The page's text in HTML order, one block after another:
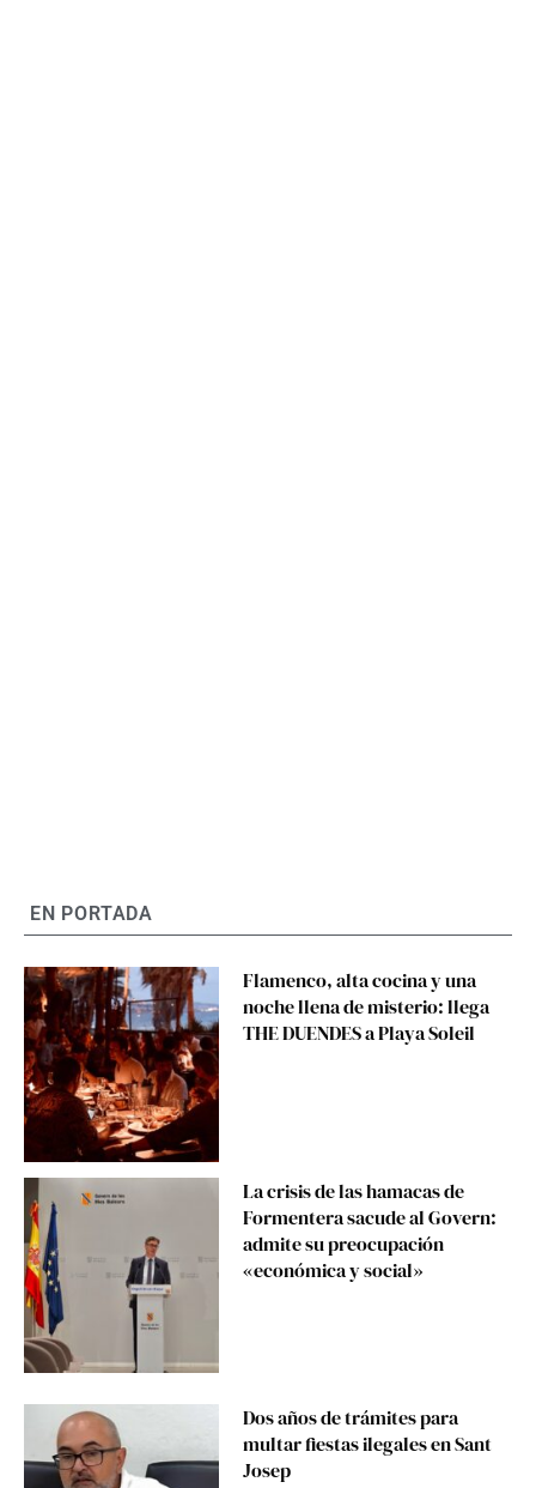
EN PORTADA
Flamenco, alta cocina y una
noche llena de misterio: llega
THE DUENDES a Playa Soleil
La crisis de las hamacas de
Formentera sacude al Govern:
admite su preocupación
«económica y social»
Dos años de trámites para
multar fiestas ilegales en Sant
Josep